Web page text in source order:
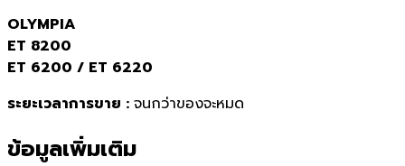
OLYMPIA
ET 8200
ET 6200 / ET 6220
ระยะเวลาการขาย : จนกว่าของจะหมด
ข้อมูลเพิ่มเติม